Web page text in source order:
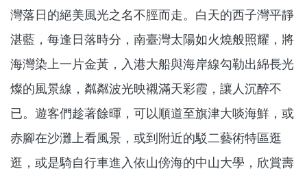
灣落日的絕美風光之名不脛而走。白天的西子灣平靜
湛藍，每逢日落時分，南臺灣太陽如火燒般照耀，將
海灣染上一片金黃，入港大船與海岸線勾勒出綿長光
燦的風景線，粼粼波光映襯滿天彩霞，讓人沉醉不
已。遊客們趁著餘暉，可以順道至旗津大啖海鮮，或
赤腳在沙灘上看風景，或到附近的駁二藝術特區逛
逛，或是騎自行車進入依山傍海的中山大學，欣賞壽